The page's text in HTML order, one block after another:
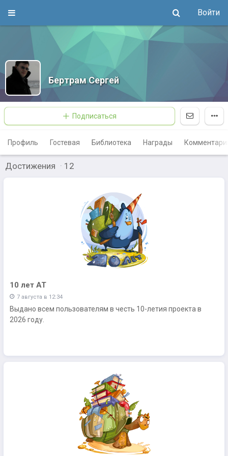
Войти
Бертрам Сергей
Подписаться
Профиль Гостевая Библиотека Награды
Достижения · 12
10 лет АТ
7 августа в 12:34
Выдано всем пользователям в честь 10-летия проекта в
2026 году.